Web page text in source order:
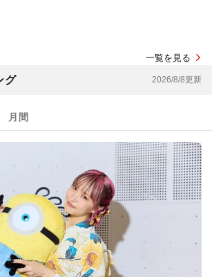
一覧を見る
グ 2026/8/8更新
月間